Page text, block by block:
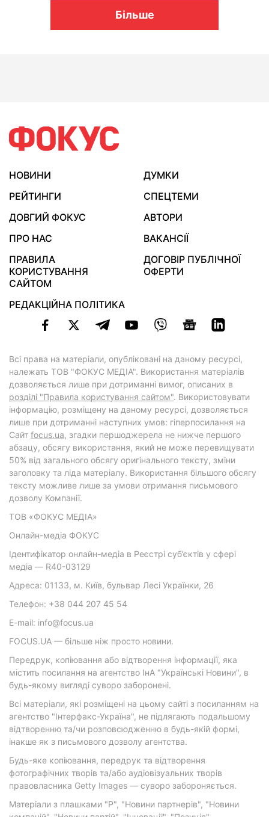
Більше
НОВИНИ
ДУМКИ
РЕЙТИНГИ
СПЕЦТЕМИ
ДОВГИЙ ФОКУС
АВТОРИ
ПРО НАС
ВАКАНСІЇ
ПРАВИЛА
КОРИСТУВАННЯ
САЙТОМ
ДОГОВІР ПУБЛІЧНОЇ
ОФЕРТИ
РЕДАКЦІЙНА ПОЛІТИКА
Всі права на матеріали, опубліковані на даному ресурсі,
належать ТОВ "ФОКУС МЕДІА". Використання матеріалів
дозволяється лише при дотриманні вимог, описаних в
розділі "Правила користування сайтом". Використовувати
інформацію, розміщену на даному ресурсі, дозволяється
лише при дотриманні наступних умов: гіперпосилання на
Cайт focus.ua, згадки першоджерела не нижче першого
абзацу, обсягу використання, який не може перевищувати
50% від загального обсягу оригінального тексту, зміни
заголовку та ліда матеріалу. Використання більшого обсягу
тексту можливе лише за умови отримання письмового
дозволу Компанії.
ТОВ «ФОКУС МЕДІА»
Онлайн-медіа ФОКУС
Ідентифікатор онлайн-медіа в Реєстрі суб’єктів у сфері
медіа — R40-03129
Адреса: 01133, м. Київ, бульвар Лесі Українки, 26
Телефон: +38 044 207 45 54
E-mail: info@focus.ua
FOCUS.UA — більше ніж просто новини.
Передрук, копіювання або відтворення інформації, яка
містить посилання на агентство ІнА "Українські Новини", в
будь-якому вигляді суворо заборонені.
Всі матеріали, які розміщені на цьому сайті з посиланням на
агентство "Інтерфакс-Україна", не підлягають подальшому
відтворенню та/чи розповсюдженню в будь-якій формі,
інакше як з письмового дозволу агентства.
Будь-яке копіювання, передрук та відтворення
фотографічних творів та/або аудіовізуальних творів
правовласника Getty Images — суворо забороняється.
Матеріали з плашками "Р", "Новини партнерів", "Новини